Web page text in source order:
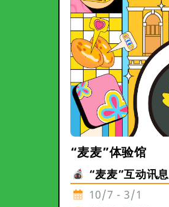
“麦麦”体验馆
“麦麦”互动讯息
10/7 - 3/1